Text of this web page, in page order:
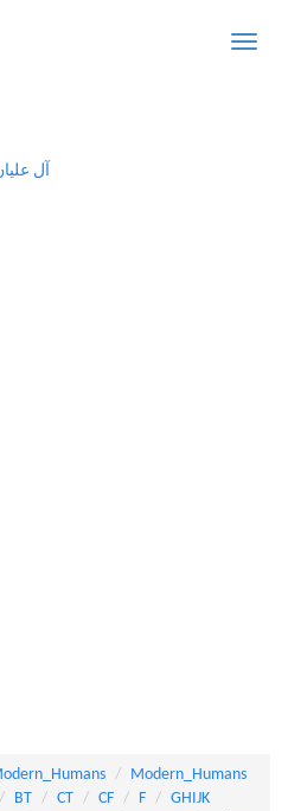
Toggle
آل
Modern_Humans
BT CT CF F
GHIJK